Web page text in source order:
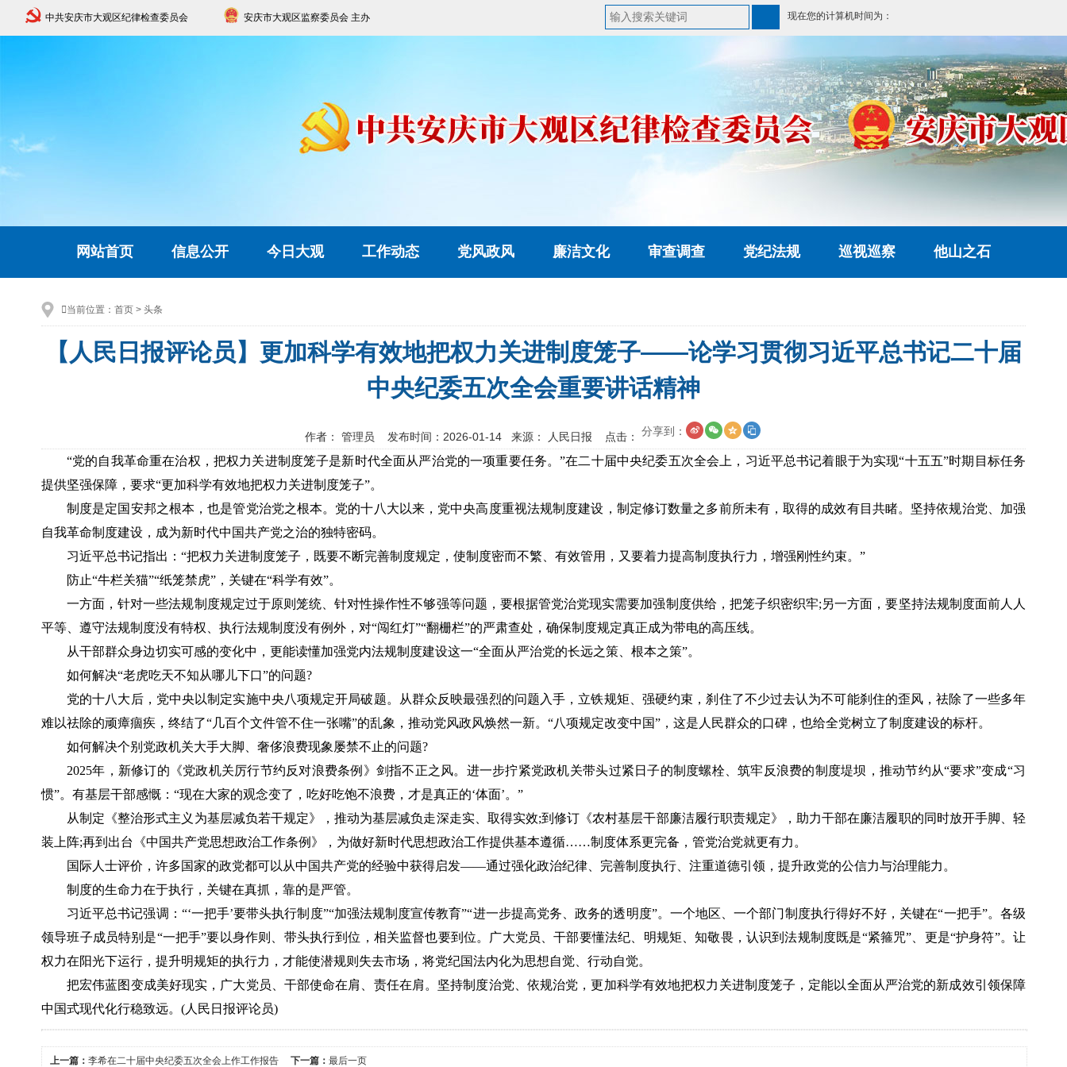
中共安庆市大观区纪律检查委员会 安庆市大观区监察委员会 主办 现在您的计算机时间为：
网站首页 信息公开 今日大观 工作动态 党风政风 廉洁文化 审查调查 党纪法规 巡视巡察 他山之石
当前位置： 首页 > 头条
【人民日报评论员】更加科学有效地把权力关进制度笼子——论学习贯彻习近平总书记二十届
中央纪委五次全会重要讲话精神
作者： 管理员 发布时间：2026-01-14 来源： 人民日报 点击： 分享到：
“党的自我革命重在治权，把权力关进制度笼子是新时代全面从严治党的一项重要任务。”在二十届中央纪委五次全会上，习近平总书记着眼于为实现“十五五”时期目标任务
提供坚强保障，要求“更加科学有效地把权力关进制度笼子”。
制度是定国安邦之根本，也是管党治党之根本。党的十八大以来，党中央高度重视法规制度建设，制定修订数量之多前所未有，取得的成效有目共睹。坚持依规治党、加强
自我革命制度建设，成为新时代中国共产党之治的独特密码。
习近平总书记指出：“把权力关进制度笼子，既要不断完善制度规定，使制度密而不繁、有效管用，又要着力提高制度执行力，增强刚性约束。”
防止“牛栏关猫”“纸笼禁虎”，关键在“科学有效”。
一方面，针对一些法规制度规定过于原则笼统、针对性操作性不够强等问题，要根据管党治党现实需要加强制度供给，把笼子织密织牢;另一方面，要坚持法规制度面前人人
平等、遵守法规制度没有特权、执行法规制度没有例外，对“闯红灯”“翻栅栏”的严肃查处，确保制度规定真正成为带电的高压线。
从干部群众身边切实可感的变化中，更能读懂加强党内法规制度建设这一“全面从严治党的长远之策、根本之策”。
如何解决“老虎吃天不知从哪儿下口”的问题?
党的十八大后，党中央以制定实施中央八项规定开局破题。从群众反映最强烈的问题入手，立铁规矩、强硬约束，刹住了不少过去认为不可能刹住的歪风，祛除了一些多年
难以祛除的顽瘴痼疾，终结了“几百个文件管不住一张嘴”的乱象，推动党风政风焕然一新。“八项规定改变中国”，这是人民群众的口碑，也给全党树立了制度建设的标杆。
如何解决个别党政机关大手大脚、奢侈浪费现象屡禁不止的问题?
2025年，新修订的《党政机关厉行节约反对浪费条例》剑指不正之风。进一步拧紧党政机关带头过紧日子的制度螺栓、筑牢反浪费的制度堤坝，推动节约从“要求”变成“习
惯”。有基层干部感慨：“现在大家的观念变了，吃好吃饱不浪费，才是真正的‘体面’。”
从制定《整治形式主义为基层减负若干规定》，推动为基层减负走深走实、取得实效;到修订《农村基层干部廉洁履行职责规定》，助力干部在廉洁履职的同时放开手脚、轻
装上阵;再到出台《中国共产党思想政治工作条例》，为做好新时代思想政治工作提供基本遵循……制度体系更完备，管党治党就更有力。
国际人士评价，许多国家的政党都可以从中国共产党的经验中获得启发——通过强化政治纪律、完善制度执行、注重道德引领，提升政党的公信力与治理能力。
制度的生命力在于执行，关键在真抓，靠的是严管。
习近平总书记强调：“‘一把手’要带头执行制度”“加强法规制度宣传教育”“进一步提高党务、政务的透明度”。一个地区、一个部门制度执行得好不好，关键在“一把手”。各级
领导班子成员特别是“一把手”要以身作则、带头执行到位，相关监督也要到位。广大党员、干部要懂法纪、明规矩、知敬畏，认识到法规制度既是“紧箍咒”、更是“护身符”。让
权力在阳光下运行，提升明规矩的执行力，才能使潜规则失去市场，将党纪国法内化为思想自觉、行动自觉。
把宏伟蓝图变成美好现实，广大党员、干部使命在肩、责任在肩。坚持制度治党、依规治党，更加科学有效地把权力关进制度笼子，定能以全面从严治党的新成效引领保障
中国式现代化行稳致远。(人民日报评论员)
上一篇： 李希在二十届中央纪委五次全会上作工作报告 下一篇： 最后一页